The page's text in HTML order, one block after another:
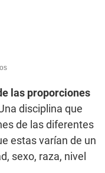
las proporciones
disciplina que
de las diferentes
estas varían de un
sexo, raza, nivel